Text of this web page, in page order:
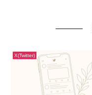
X(Twitter)